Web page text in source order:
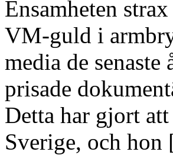
Ensamheten
VM-guld i
media de
prisade
Detta har gjort
Sverige, och